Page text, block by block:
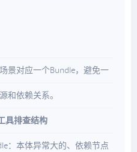
景对应一个Bundle，避免一
和依赖关系。
具排查结构
：本体异常大的、依赖节点